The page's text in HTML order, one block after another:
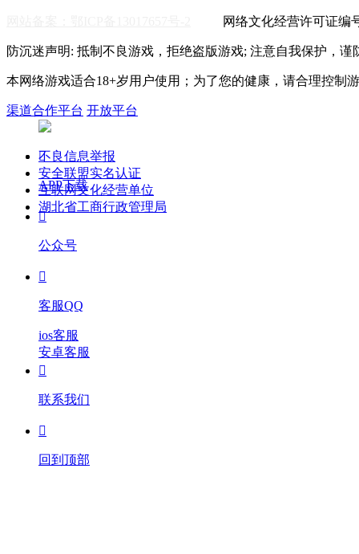
网络文化经营许可证编
防沉迷声明: 抵制不良游戏，拒绝盗版游戏; 注意自我保护，
本网络游戏适合18+岁用户使用；为了您的健康，请合理控制
渠道合作平台 开放平台
不良信息举报
安全联盟实名认证
互联网文化经营单位
湖北省工商行政管理局

APP下载

公众号

客服QQ
ios客服
安卓客服

联系我们

回到顶部